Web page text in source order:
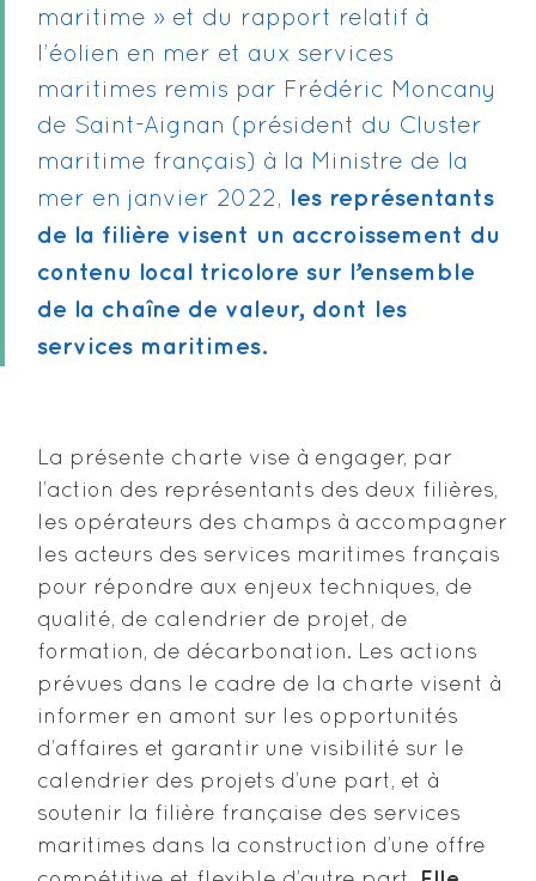
maritime » et du rapport relatif à
l’éolien en mer et aux services
maritimes remis par Frédéric Moncany
de Saint-Aignan (président du Cluster
maritime français) à la Ministre de la
mer en janvier 2022,
les représentants
de la filière visent un accroissement du
contenu local tricolore sur l’ensemble
de la chaîne de valeur, dont les
services maritimes.
La présente charte vise à engager, par
l’action des représentants des deux filières,
les opérateurs des champs à accompagner
les acteurs des services maritimes français
pour répondre aux enjeux techniques, de
qualité, de calendrier de projet, de
formation, de décarbonation. Les actions
prévues dans le cadre de la charte visent à
informer en amont sur les opportunités
d’affaires et garantir une visibilité sur le
calendrier des projets d’une part, et à
soutenir la filière française des services
maritimes dans la construction d’une offre